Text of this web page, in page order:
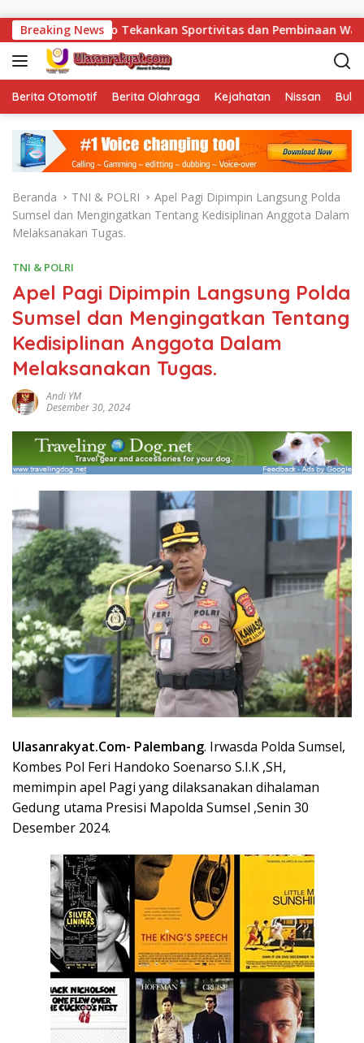
Breaking News
Tekankan Sportivitas dan Pembinaan Warga Binaan.
Berita Otomotif Berita Olahraga Kejahatan Nissan
Beranda TNI & POLRI
Apel Pagi Dipimpin Langsung Polda
Sumsel dan Mengingatkan Tentang Kedisiplinan Anggota Dalam
Melaksanakan Tugas.
TNI & POLRI
Apel Pagi Dipimpin Langsung Polda
Sumsel dan Mengingatkan Tentang
Kedisiplinan Anggota Dalam
Melaksanakan Tugas.
Andi YM
Desember 30, 2024
Ulasanrakyat.Com- Palembang. Irwasda Polda Sumsel,
Kombes Pol Feri Handoko Soenarso S.I.K ,SH,
memimpin apel Pagi yang dilaksanakan dihalaman
Gedung utama Presisi Mapolda Sumsel ,Senin 30
Desember 2024.